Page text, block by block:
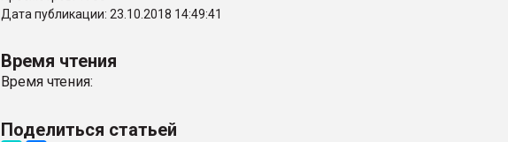
Дата публикации: 23.10.2018 14:49:41
Время чтения
Время чтения:
Поделиться статьей